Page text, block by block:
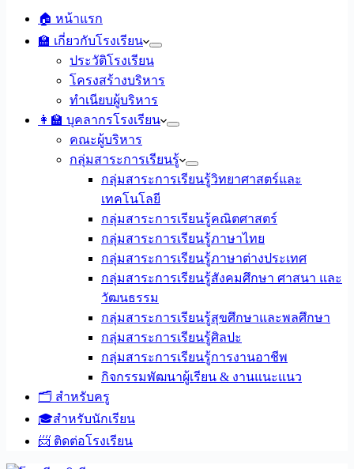
🏠 หน้าแรก
🏫 เกี่ยวกับโรงเรียน
ประวัติโรงเรียน
โครงสร้างบริหาร
ทำเนียบผู้บริหาร
👩‍🏫 บุคลากรโรงเรียน
คณะผู้บริหาร
กลุ่มสาระการเรียนรู้
กลุ่มสาระการเรียนรู้วิทยาศาสตร์และ
เทคโนโลยี
กลุ่มสาระการเรียนรู้คณิตศาสตร์
กลุ่มสาระการเรียนรู้ภาษาไทย
กลุ่มสาระการเรียนรู้ภาษาต่างประเทศ
กลุ่มสาระการเรียนรู้สังคมศึกษา ศาสนา และ
วัฒนธรรม
กลุ่มสาระการเรียนรู้สุขศึกษาและพลศึกษา
กลุ่มสาระการเรียนรู้ศิลปะ
กลุ่มสาระการเรียนรู้การงานอาชีพ
กิจกรรมพัฒนาผู้เรียน & งานแนะแนว
🗂️ สำหรับครู
🎓สำหรับนักเรียน
📨 ติดต่อโรงเรียน